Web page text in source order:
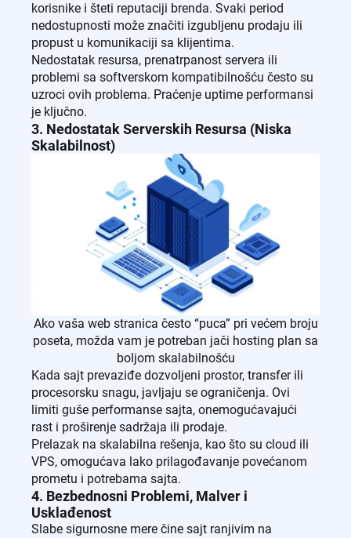
korisnike i šteti reputaciji brenda. Svaki period
nedostupnosti može značiti izgubljenu prodaju ili
propust u komunikaciji sa klijentima.
Nedostatak resursa, prenatrpanost servera ili
problemi sa softverskom kompatibilnošću često su
uzroci ovih problema. Praćenje uptime performansi
je ključno.
3. Nedostatak Serverskih Resursa (Niska
Skalabilnost)
Ako vaša web stranica često “puca” pri većem broju
poseta, možda vam je potreban jači hosting plan sa
boljom skalabilnošću
Kada sajt prevaziđe dozvoljeni prostor, transfer ili
procesorsku snagu, javljaju se ograničenja. Ovi
limiti guše performanse sajta, onemogućavajući
rast i proširenje sadržaja ili prodaje.
Prelazak na skalabilna rešenja, kao što su cloud ili
VPS, omogućava lako prilagođavanje povećanom
prometu i potrebama sajta.
4. Bezbednosni Problemi, Malver i
Usklađenost
Slabe sigurnosne mere čine sajt ranjivim na